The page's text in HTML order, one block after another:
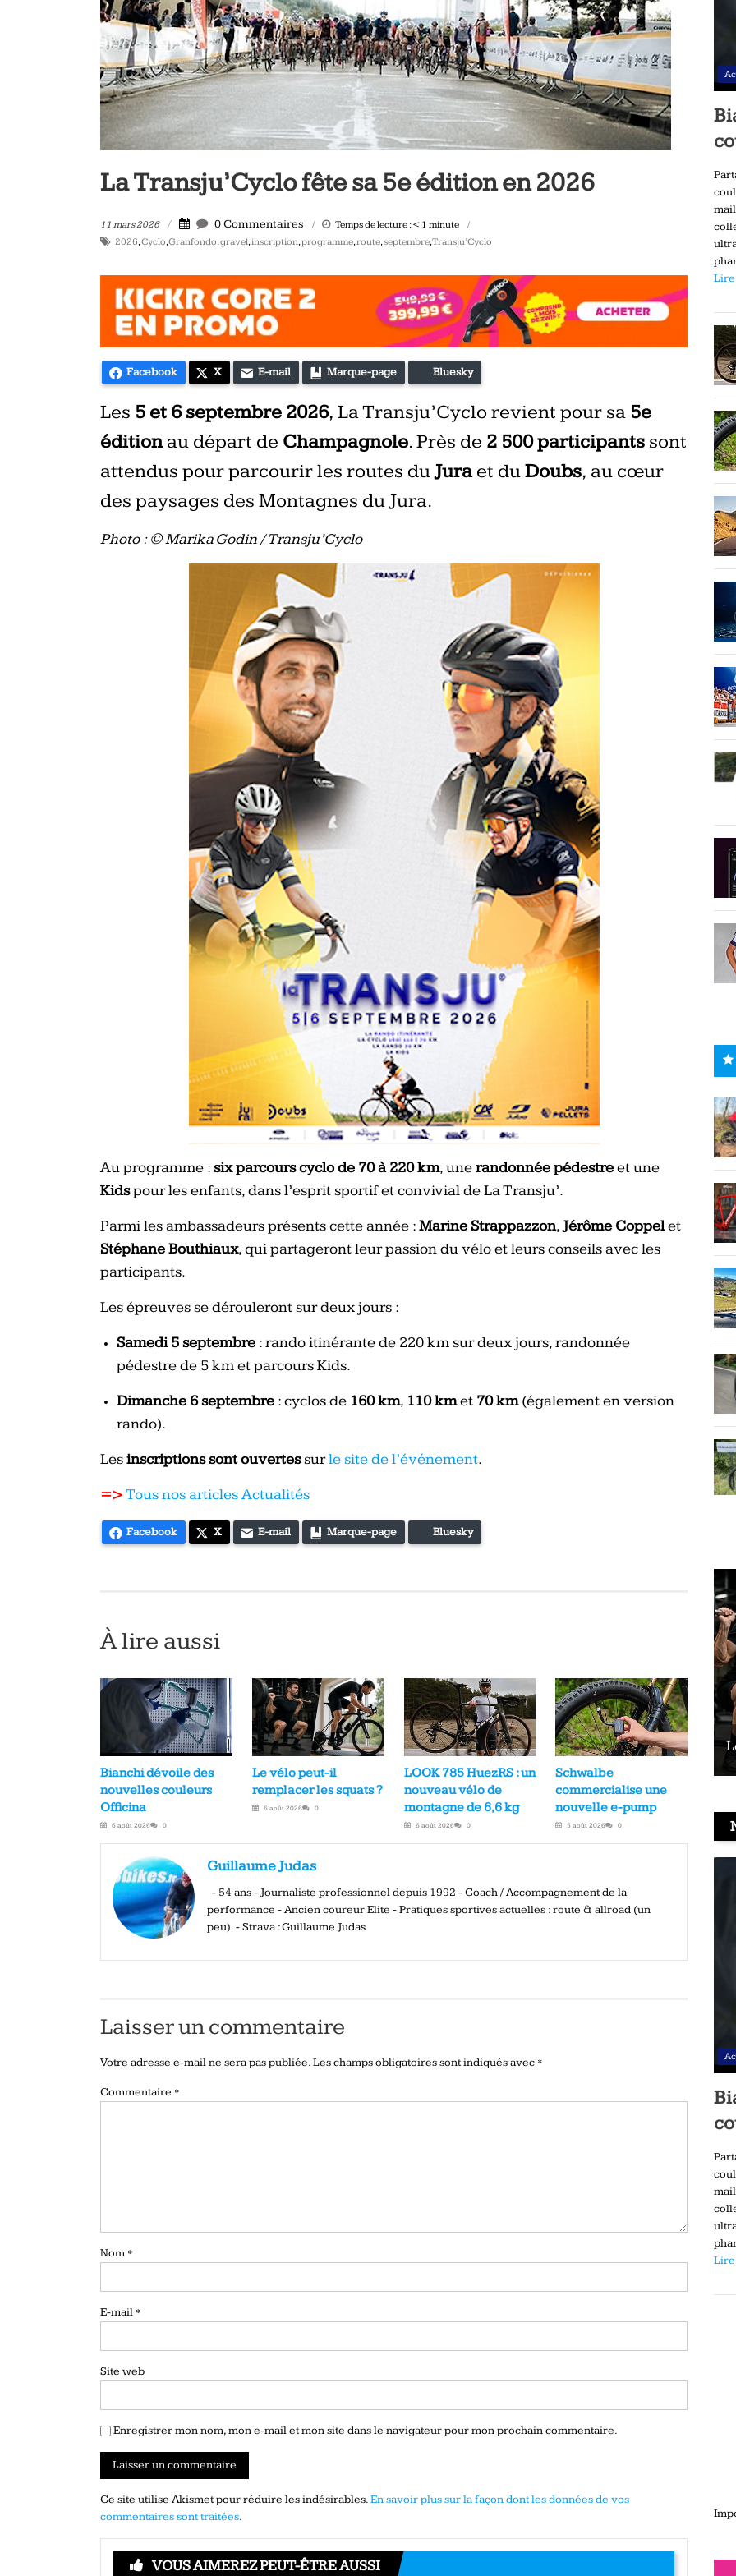
vélo
et
triathlon
La Transju’Cyclo fête sa 5e édition en 2026
11 mars 2026 0 Commentaires Temps de lecture : < 1 minute
2026,Cyclo,Granfondo,gravel,inscription,programme,route,septembre,Transju’Cyclo
Facebook X E-mail Marque-page Bluesky
Les 5 et 6 septembre 2026, La Transju’Cyclo revient pour sa 5e
éditionau départ de Champagnole. Près de 2 500 participants sont
attendus pour parcourir les routes duJuraet duDoubs, au cœur
des paysages des Montagnes du Jura.
Photo : © Marika Godin / Transju’Cyclo
Au programme :six parcours cyclo de 70 à 220 km, unerandonnée pédestreet une
Kidspour les enfants, dans l’esprit sportif et convivial de La Transju’.
Parmi les ambassadeurs présents cette année :Marine Strappazzon,Jérôme Coppelet
Stéphane Bouthiaux, qui partageront leur passion du vélo et leurs conseils avec les
participants.
Les épreuves se dérouleront sur deux jours :
Samedi 5 septembre : rando itinérante de 220 km sur deux jours, randonnée
pédestre de 5 km et parcours Kids.
Dimanche 6 septembre : cyclos de 160 km, 110 kmet 70 km(également en version
rando).
Lesinscriptions sont ouvertessurle site de l’événement.
=>Tous nos articles Actualités
Facebook X E-mail Marque-page Bluesky
À lire aussi
Bianchi dévoile des
nouvelles couleurs
Officina
6 août 2026 0
Le vélo peut-il
remplacer les squats ?
6 août 2026 0
LOOK 785 HuezRS : un
nouveau vélo de
montagne de 6,6 kg
6 août 2026 0
Schwalbe
commercialise une
nouvelle e-pump
5 août 2026 0
Guillaume Judas
- 54 ans - Journaliste professionnel depuis 1992 - Coach / Accompagnement de la
performance - Ancien coureur Elite - Pratiques sportives actuelles : route & allroad (un
peu). - Strava : Guillaume Judas
Laisser un commentaire
Votre adresse e-mail ne sera pas publiée.Les champs obligatoires sont indiqués avec *
Commentaire *
Nom *
E-mail *
Site web
Enregistrer mon nom, mon e-mail et mon site dans le navigateur pour mon prochain commentaire.
Ce site utilise Akismet pour réduire les indésirables.En savoir plus sur la façon dont les données de vos
commentaires sont traitées.
VOUS AIMEREZ PEUT-ÊTRE AUSSI
Le vélo peut-il remplacer les squats ?